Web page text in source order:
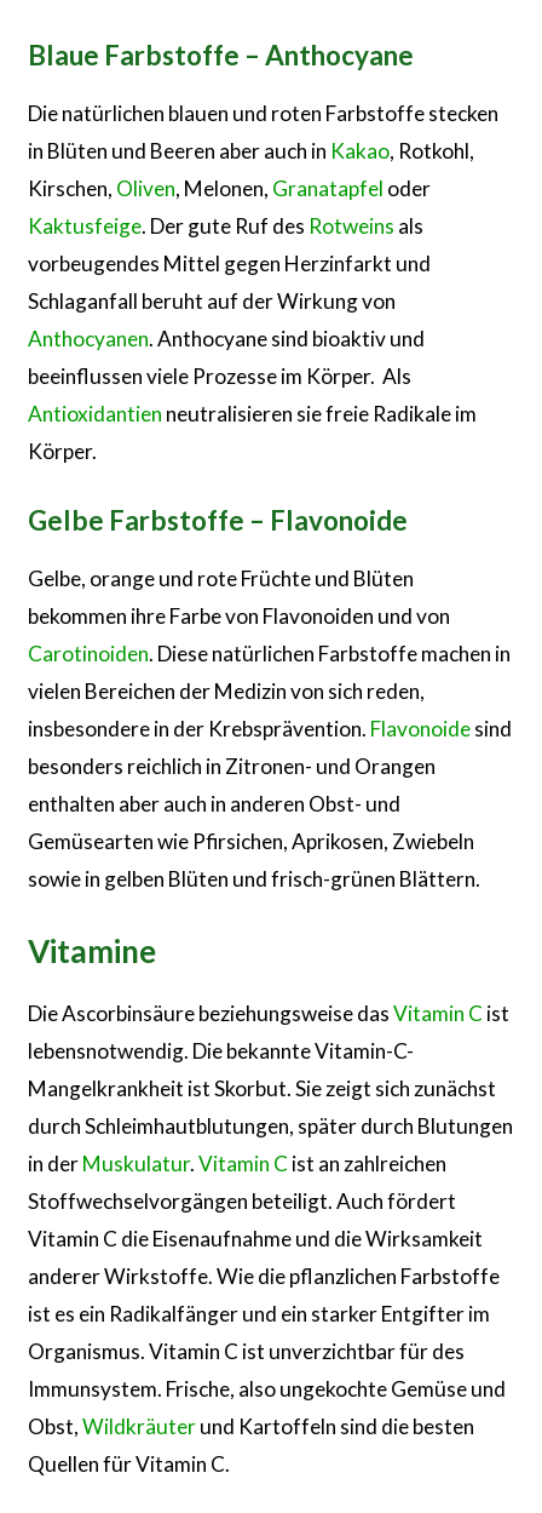
Blaue Farbstoffe – Anthocyane
Die natürlichen blauen und roten Farbstoffe stecken
in Blüten und Beeren aber auch in Kakao, Rotkohl,
Kirschen, Oliven, Melonen, Granatapfel oder
Kaktusfeige. Der gute Ruf des Rotweins als
vorbeugendes Mittel gegen Herzinfarkt und
Schlaganfall beruht auf der Wirkung von
Anthocyanen. Anthocyane sind bioaktiv und
beeinflussen viele Prozesse im Körper. Als
Antioxidantien neutralisieren sie freie Radikale im
Körper.
Gelbe Farbstoffe – Flavonoide
Gelbe, orange und rote Früchte und Blüten
bekommen ihre Farbe von Flavonoiden und von
Carotinoiden. Diese natürlichen Farbstoffe machen in
vielen Bereichen der Medizin von sich reden,
insbesondere in der Krebsprävention. Flavonoidesind
besonders reichlich in Zitronen- und Orangen
enthalten aber auch in anderen Obst- und
Gemüsearten wie Pfirsichen, Aprikosen, Zwiebeln
sowie in gelben Blüten und frisch-grünen Blättern.
Vitamine
Die Ascorbinsäure beziehungsweise dasVitamin C ist
lebensnotwendig. Die bekannte Vitamin-C-
Mangelkrankheit ist Skorbut. Sie zeigt sich zunächst
durch Schleimhautblutungen, später durch Blutungen
in derMuskulatur.Vitamin C ist an zahlreichen
Stoffwechselvorgängen beteiligt. Auch fördert
Vitamin C die Eisenaufnahme und die Wirksamkeit
anderer Wirkstoffe. Wie die pflanzlichen Farbstoffe
ist es ein Radikalfänger und ein starker Entgifter im
Organismus. Vitamin C ist unverzichtbar für des
Immunsystem. Frische, also ungekochte Gemüse und
Obst,Wildkräuterund Kartoffeln sind die besten
Quellen für Vitamin C.